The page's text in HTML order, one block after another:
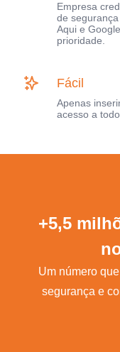
Empresa
de
Aqui e
prioridade.
Fácil
Apenas
acesso a
+5,5
Um número
segurança e